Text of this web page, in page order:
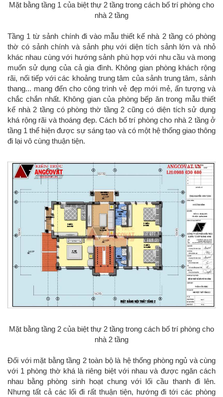
Mặt bằng tầng 1 của biệt thự 2 tầng trong cách bố trí phòng cho
nhà 2 tầng
Tầng 1 từ sảnh chính đi vào mẫu thiết kế nhà 2 tầng có phòng
thờ có sảnh chính và sảnh phụ với diện tích sảnh lớn và nhỏ
khác nhau cùng với hướng sảnh phù hợp với nhu cầu và mong
muốn sử dụng của cả gia đình. Không gian phòng khách rộng
rãi, nối tiếp với các khoảng trung tâm của sảnh trung tâm, sảnh
thang... mang đến cho công trình vẻ đẹp mới mẻ, ấn tượng và
chắc chắn nhất. Không gian của phòng bếp ăn trong mẫu thiết
kế nhà 2 tầng có phòng thờ tầng 2 cũng có diện tích sử dụng
khá rộng rãi và thoáng đẹp. Cách bố trí phòng cho nhà 2 tầng ở
tầng 1 thể hiện được sự sáng tạo và có một hệ thống giao thông
đi lại vô cùng thuận tiện.
Mặt bằng tầng 2 của biệt thự 2 tầng trong cách bố trí phòng cho
nhà 2 tầng
Đối với mặt bằng tầng 2 toàn bộ là hệ thống phòng ngủ và cùng
với 1 phòng thờ khá là riêng biệt với nhau và được ngăn cách
nhau bằng phòng sinh hoạt chung với lối cầu thanh đi lên.
Nhưng tất cả các lối đi rất thuận tiện, hướng đi tới các phòng